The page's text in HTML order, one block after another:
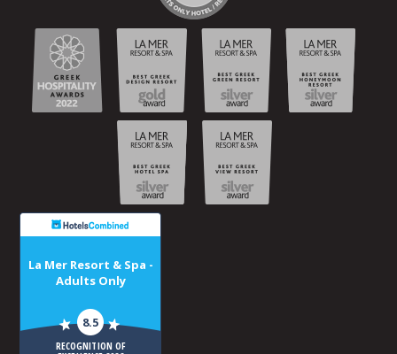
La Mer Resort & Spa -
Adults Only
8.5
RECOGNITION OF